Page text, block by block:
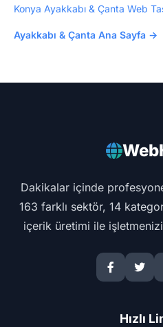
Konya Ayakkabı & Çanta Web
Ayakkabı & Çanta Ana Sayfa →
Dakikalar içinde
163 farklı sektör, 14
içerik üretimi ile
Hızlı